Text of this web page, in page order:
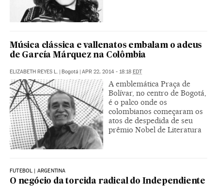
Música clássica e vallenatos embalam o adeus
de García Márquez na Colômbia
ELIZABETH REYES L. | Bogotá | APR 22, 2014 - 18:18 EDT
A emblemática Praça de
Bolívar, no centro de Bogotá,
é o palco onde os
colombianos começaram os
atos de despedida de seu
prêmio Nobel de Literatura
FUTEBOL | ARGENTINA
O negócio da torcida radical do Independiente